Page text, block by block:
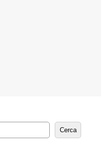
Cerca